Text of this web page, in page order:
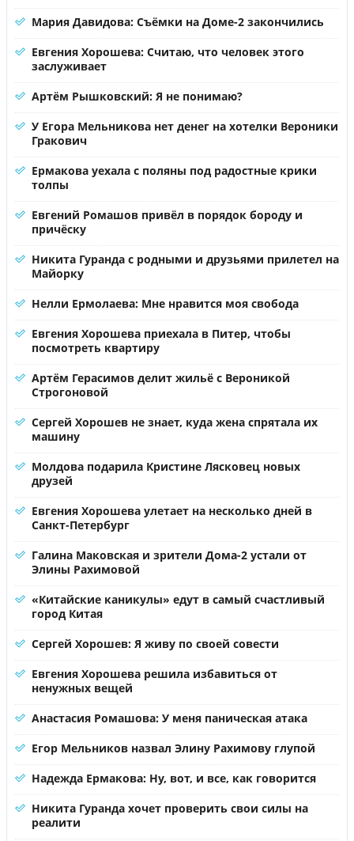
Мария Давидова: Съёмки на Доме-2 закончились
Евгения Хорошева: Считаю, что человек этого
заслуживает
Артём Рышковский: Я не понимаю?
У Егора Мельникова нет денег на хотелки Вероники
Гракович
Ермакова уехала с поляны под радостные крики
толпы
Евгений Ромашов привёл в порядок бороду и
причёску
Никита Гуранда с родными и друзьями прилетел на
Майорку
Нелли Ермолаева: Мне нравится моя свобода
Евгения Хорошева приехала в Питер, чтобы
посмотреть квартиру
Артём Герасимов делит жильё с Вероникой
Строгоновой
Сергей Хорошев не знает, куда жена спрятала их
машину
Молдова подарила Кристине Лясковец новых
друзей
Евгения Хорошева улетает на несколько дней в
Санкт-Петербург
Галина Маковская и зрители Дома-2 устали от
Элины Рахимовой
«Китайские каникулы» едут в самый счастливый
город Китая
Сергей Хорошев: Я живу по своей совести
Евгения Хорошева решила избавиться от
ненужных вещей
Анастасия Ромашова: У меня паническая атака
Егор Мельников назвал Элину Рахимову глупой
Надежда Ермакова: Ну, вот, и все, как говорится
Никита Гуранда хочет проверить свои силы на
реалити